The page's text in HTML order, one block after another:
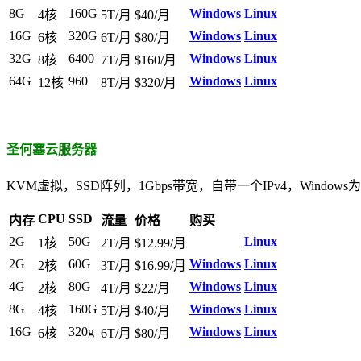
8G 4核 160G 5T/月 $40/月 Windows Linux
16G 6核 320G 6T/月 $80/月 Windows Linux
32G 8核 6400 7T/月 $160/月 Windows Linux
64G 12核 960 8T/月 $320/月 Windows Linux
圣何塞云服务器
KVM虚拟，SSD阵列，1Gbps带宽，自带一个IPv4，Windows
内存 CPU SSD 流量 价格
购买
2G
1核 50G 2T/月 $12.99/月
Linux
2G
2核 60G 3T/月 $16.99/月 Windows Linux
4G
2核 80G 4T/月 $22/月 Windows Linux
8G
4核 160G 5T/月 $40/月 Windows Linux
16G 6核 320g 6T/月 $80/月 Windows Linux